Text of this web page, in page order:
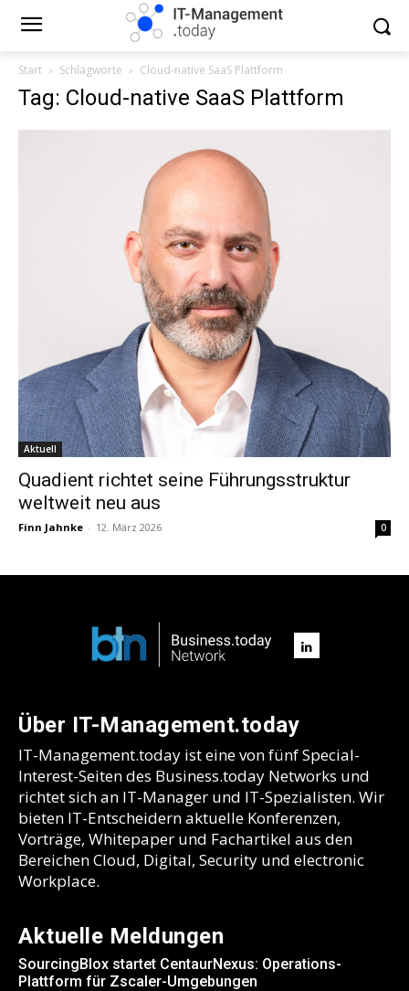
Start Schlagworte Cloud-native SaaS Plattform
Tag: Cloud-native SaaS Plattform
Aktuell
Quadient richtet seine Führungsstruktur
weltweit neu aus
Finn Jahnke - 12. März 2026 0
Über IT-Management.today
IT-Management.today ist eine von fünf Special-
Interest-Seiten des Business.today Networks und
richtet sich an IT-Manager und IT-Spezialisten. Wir
bieten IT-Entscheidern aktuelle Konferenzen,
Vorträge, Whitepaper und Fachartikel aus den
Bereichen Cloud, Digital, Security und electronic
Workplace.
Aktuelle Meldungen
SourcingBlox startet CentaurNexus: Operations-
Plattform für Zscaler-Umgebungen